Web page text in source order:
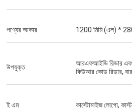
পণ্যের আকার 1200 মিমি (এল) *
উপযুক্ত
আরএফআইডি রিডার এবং
কিউআর কোড রিডার,
ই এম কাস্টোমাইজ লোগো,